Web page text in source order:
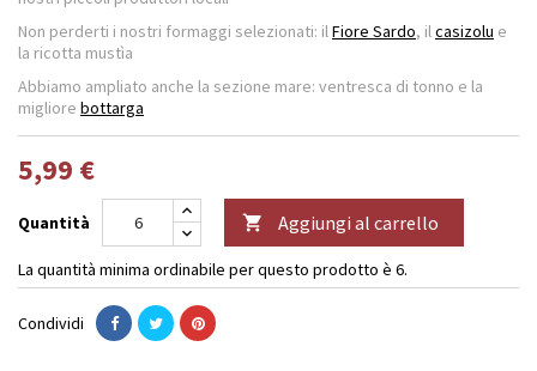
Non perderti i nostri formaggi selezionati: ilFiore Sardo, ilcasizolu e
la ricotta mustìa
Abbiamo ampliato anche la sezione mare: ventresca di tonno e la
migliore bottarga
5,99 €
Quantità  Aggiungi al carrello
La quantità minima ordinabile per questo prodotto è 6.
Condividi